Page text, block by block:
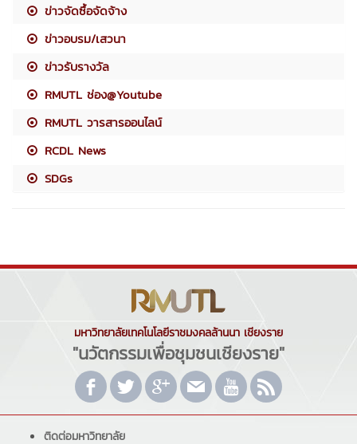
ข่าวจัดซื้อจัดจ้าง
ข่าวอบรม/เสวนา
ข่าวรับรางวัล
RMUTL ช่อง@Youtube
RMUTL วารสารออนไลน์
RCDL News
SDGs
มหาวิทยาลัยเทคโนโลยีราชมงคลล้านนา เชียงราย
"นวัตกรรมเพื่อชุมชนเชียงราย"
ติดต่อมหาวิทยาลัย